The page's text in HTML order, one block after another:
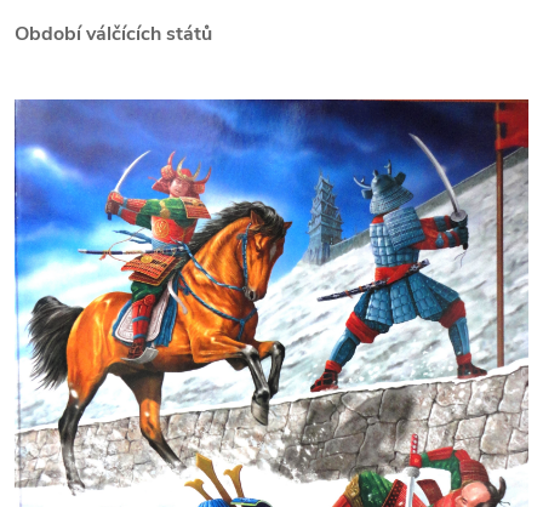
Období válčících států